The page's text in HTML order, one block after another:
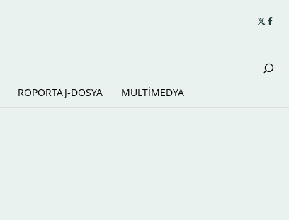
RÖPORTAJ-DOSYA MULTİMEDYA